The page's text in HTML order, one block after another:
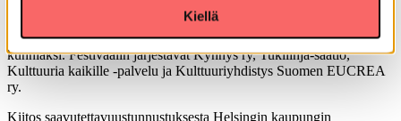
Kiellä
yhteydessä perjantaina 1. joulukuuta. Dida eli Disability Day Art &
Action järjestetään joka vuosi kansainvälisen vammaisten päivän
kunniaksi. Festivaalin järjestävät Kynnys ry, Tukilinja-säätiö,
Kulttuuria kaikille -palvelu ja Kulttuuriyhdistys Suomen EUCREA
ry.
Kiitos saavutettavuustunnustuksesta Helsingin kaupungin